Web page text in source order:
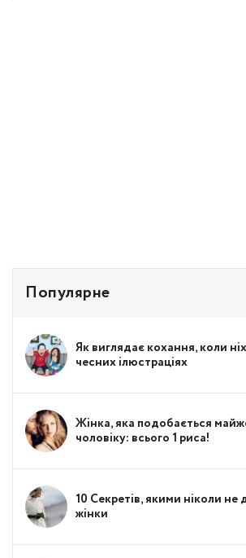
Популярне
Як виглядає кохання, коли
чесних ілюстраціях
Жінка, яка подобається
чоловіку: всього 1 риса!
10 Секретів, якими ніколи не
жінки